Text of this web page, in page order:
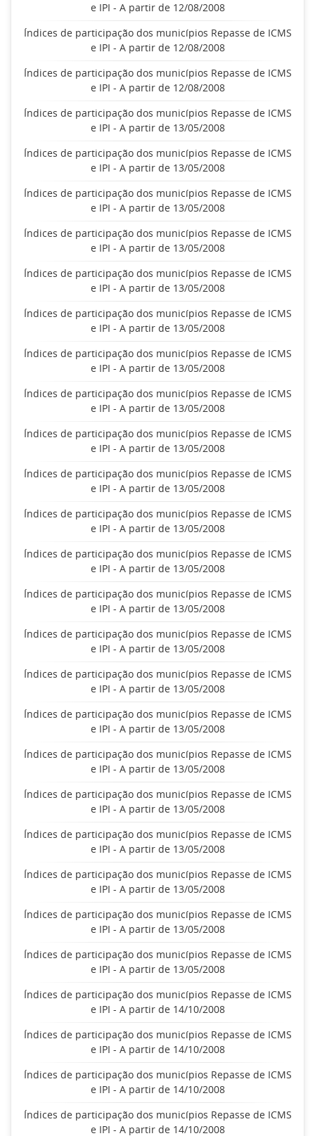
e IPI - A partir de 12/08/2008
Índices de participação dos municípios Repasse de ICMS
e IPI - A partir de 12/08/2008
Índices de participação dos municípios Repasse de ICMS
e IPI - A partir de 12/08/2008
Índices de participação dos municípios Repasse de ICMS
e IPI - A partir de 13/05/2008
Índices de participação dos municípios Repasse de ICMS
e IPI - A partir de 13/05/2008
Índices de participação dos municípios Repasse de ICMS
e IPI - A partir de 13/05/2008
Índices de participação dos municípios Repasse de ICMS
e IPI - A partir de 13/05/2008
Índices de participação dos municípios Repasse de ICMS
e IPI - A partir de 13/05/2008
Índices de participação dos municípios Repasse de ICMS
e IPI - A partir de 13/05/2008
Índices de participação dos municípios Repasse de ICMS
e IPI - A partir de 13/05/2008
Índices de participação dos municípios Repasse de ICMS
e IPI - A partir de 13/05/2008
Índices de participação dos municípios Repasse de ICMS
e IPI - A partir de 13/05/2008
Índices de participação dos municípios Repasse de ICMS
e IPI - A partir de 13/05/2008
Índices de participação dos municípios Repasse de ICMS
e IPI - A partir de 13/05/2008
Índices de participação dos municípios Repasse de ICMS
e IPI - A partir de 13/05/2008
Índices de participação dos municípios Repasse de ICMS
e IPI - A partir de 13/05/2008
Índices de participação dos municípios Repasse de ICMS
e IPI - A partir de 13/05/2008
Índices de participação dos municípios Repasse de ICMS
e IPI - A partir de 13/05/2008
Índices de participação dos municípios Repasse de ICMS
e IPI - A partir de 13/05/2008
Índices de participação dos municípios Repasse de ICMS
e IPI - A partir de 13/05/2008
Índices de participação dos municípios Repasse de ICMS
e IPI - A partir de 13/05/2008
Índices de participação dos municípios Repasse de ICMS
e IPI - A partir de 13/05/2008
Índices de participação dos municípios Repasse de ICMS
e IPI - A partir de 13/05/2008
Índices de participação dos municípios Repasse de ICMS
e IPI - A partir de 13/05/2008
Índices de participação dos municípios Repasse de ICMS
e IPI - A partir de 13/05/2008
Índices de participação dos municípios Repasse de ICMS
e IPI - A partir de 14/10/2008
Índices de participação dos municípios Repasse de ICMS
e IPI - A partir de 14/10/2008
Índices de participação dos municípios Repasse de ICMS
e IPI - A partir de 14/10/2008
Índices de participação dos municípios Repasse de ICMS
e IPI - A partir de 14/10/2008